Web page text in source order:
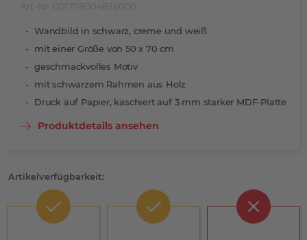
Art.-Nr. 001778004876000
Wandbild in schwarz, creme und weiß
mit einer Größe von 50 x 70 cm
geschmackvolles Motiv
mit schwarzem Rahmen aus Holz
Druck auf Papier, kaschiert auf 3 mm starker MDF-Platte
Produktdetails ansehen
Artikelverfügbarkeit: